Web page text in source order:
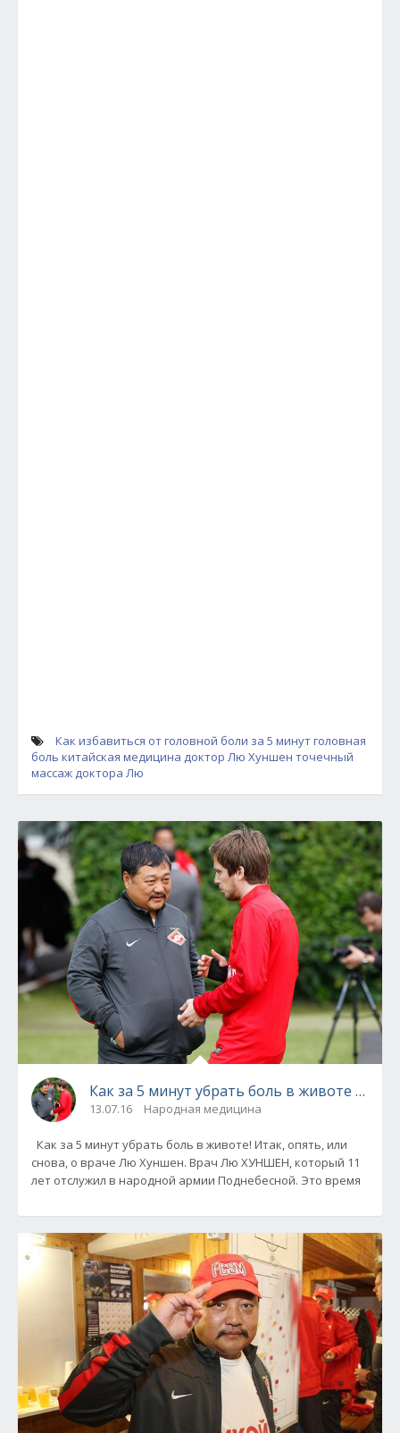
Как избавиться от головной боли за 5 минутголовная
боль китайская медицина доктор Лю Хуншен точечный
массаж доктора Лю
Как за 5 минут убрать боль в животе
13.07.16 Народная медицина
Как за 5 минут убрать боль в животе! Итак, опять, или
снова, о враче Лю Хуншен. Врач Лю ХУНШЕН, который 11
лет отслужил в народной армии Поднебесной. Это время